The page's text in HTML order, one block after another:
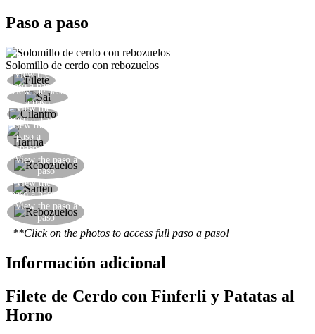
Paso a paso
Solomillo de cerdo con rebozuelos
View the
paso a paso
View the paso
a paso
View the
paso a paso
View the
paso a
paso
View the paso a
paso
View the
paso a paso
View the paso a
paso
**Click on the photos to access full paso a paso!
Información adicional
Filete de Cerdo con Finferli y Patatas al
Horno